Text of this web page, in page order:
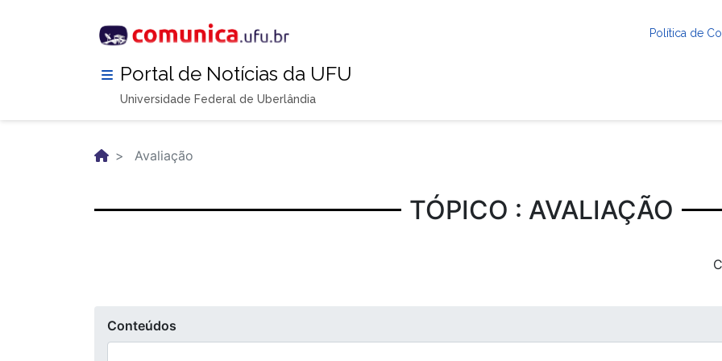
Política de
Portal de Notícias da UFU
Universidade Federal de Uberlândia
Avaliação
TÓPICO : AVALIAÇÃO
Conteúdos